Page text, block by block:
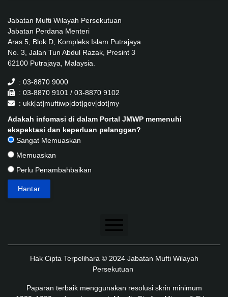
Jabatan Mufti Wilayah Persekutuan
Jabatan Perdana Menteri
Aras 5, Blok D, Kompleks Islam Putrajaya
No. 3, Jalan Tun Abdul Razak, Presint 3
62100 Putrajaya, Malaysia.
: 03-8870 9000
: 03-8870 9101 / 03-8870 9102
: ukk[at]muftiwp[dot]gov[dot]my
Adakah infomasi di dalam Portal JMWP memenuhi
ekspektasi dan keperluan pelanggan?
Sangat Memuaskan
Memuaskan
Perlu Penambahbaikan
Penafian
Dasar Keselamatan
Hak Cipta Terpelihara © 2024 Jabatan Mufti Wilayah
Persekutuan
Paparan terbaik menggunakan resolusi skrin minimum